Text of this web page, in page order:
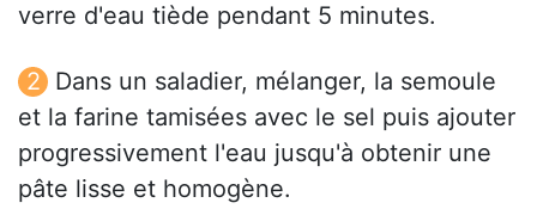
verre d'eau tiède pendant 5 minutes.
Dans un saladier, mélanger, la semoule
et la farine tamisées avec le sel puis ajouter
progressivement l'eau jusqu'à obtenir une
pâte lisse et homogène.